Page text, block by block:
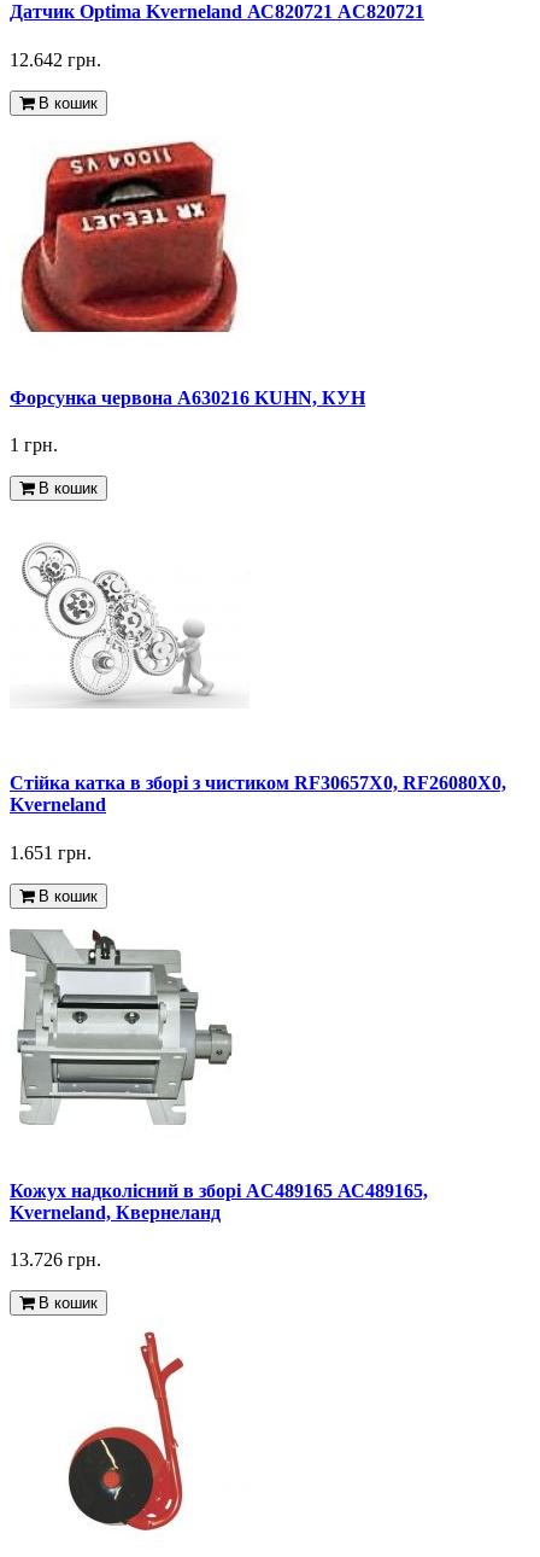
Датчик Optima Kverneland АС820721 AC820721
12.642 грн.
В кошик
Форсунка червона A630216 KUHN, КУН
1 грн.
В кошик
Стійка катка в зборі з чистиком RF30657X0, RF26080X0,
Kverneland
1.651 грн.
В кошик
Кожух надколісний в зборі AC489165 АС489165,
Kverneland, Квернеланд
13.726 грн.
В кошик